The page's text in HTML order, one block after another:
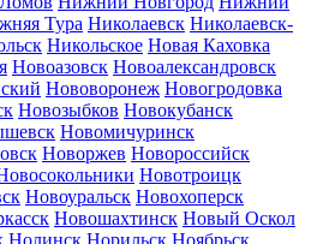
Тура Николаевск Николаевск-
Никольское Новая Каховка
Новоазовск Новоалександровск
Нововоронеж Новогродовка
Новозыбков Новокубанск
Новомичуринск
Новоржев Новороссийск
Новотроицк
Новоуральск Новохоперск
Новошахтинск Новый Оскол
Нолинск Норильск Ноябрьск